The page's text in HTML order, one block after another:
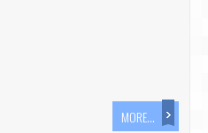
MORE...